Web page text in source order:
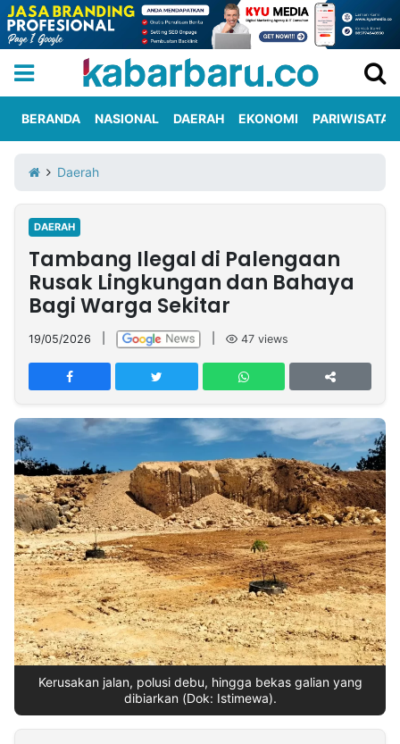
Iklan
Berita
Kami
Nasional
International
Olahraga
Entertainment
Daerah
Pariwisata
Kuliner
Kolom
Network
PT
TREETAN
INDONESIA
Partner
Insight
NTB
Suara
Time
Lens
IDN
Daily
Jogja
Jalan
Rakyat
Idealita
News
Kita
Notice
Dinamikapost.com
Radar
Baru
Seedbacklink
Follow
Kabarbaru
BERANDA NASIONAL DAERAH EKONOMI PARIWISATA
Daerah
DAERAH
Tambang Ilegal di Palengaan
Rusak Lingkungan dan Bahaya
Bagi Warga Sekitar
19/05/2026 47 views
Kerusakan jalan, polusi debu, hingga bekas galian yang
dibiarkan (Dok: Istimewa).